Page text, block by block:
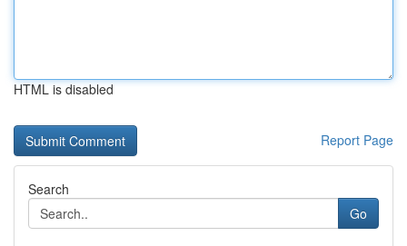
HTML is disabled
Report Page
Search
Go